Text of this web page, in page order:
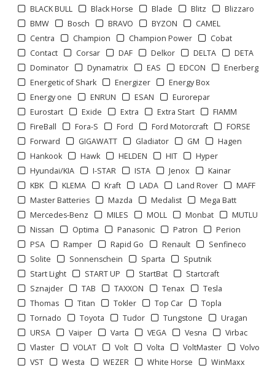
BLACK BULL
Black Horse Blade Blitz
Blizzaro
BMW
Bosch BRAVO BYZON
CAMEL
Centra
Champion Champion Power
Cobat
Contact
Corsar DAF Delkor DELTA
DETA
Dominator
Dynamatrix EAS EDCON
Enerberg
Energetic of Shark
Energizer
Energy Box
Energy one
ENRUN ESAN
Eurorepar
Eurostart
Exide Extra Extra Start
FIAMM
FireBall
Fora-S Ford Ford Motorcraft
FORSE
Forward
GIGAWATT Gladiator GM
Hagen
Hankook
Hawk HELDEN HIT
Hyper
Hyundai/KIA
I-STAR ISTA Jenox
Kainar
KBK
KLEMA Kraft LADA Land Rover
MAFF
Master Batteries
Mazda Medalist
Mega Batt
Mercedes-Benz
MILES MOLL Monbat
MUTLU
Nissan
Optima Panasonic Patron
Perion
PSA
Ramper Rapid Go Renault
Senfineco
Solite
Sonnenschein Sparta
Sputnik
Start Light
START UP StartBat
Startcraft
Sznajder
TAB TAXXON Tenax
Tesla
Thomas
Titan Tokler Top Car
Topla
Tornado
Toyota Tudor Tungstone
Uragan
URSA
Vaiper Varta VEGA Vesna
Virbac
Vlaster
VOLAT Volt Volta VoltMaster
Volvo
VST
Westa WEZER White Horse
WinMaxx
Отображать по:
1 2 3 > >>